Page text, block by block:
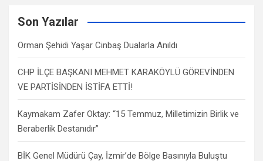
Son Yazılar
Orman Şehidi Yaşar Cinbaş Dualarla Anıldı
CHP İLÇE BAŞKANI MEHMET KARAKÖYLÜ GÖREVİNDEN
VE PARTİSİNDEN İSTİFA ETTİ!
Kaymakam Zafer Oktay: “15 Temmuz, Milletimizin Birlik ve
Beraberlik Destanıdır”
BİK Genel Müdürü Çay, İzmir’de Bölge Basınıyla Buluştu